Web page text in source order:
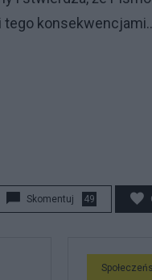
tego
Skomentuj 49